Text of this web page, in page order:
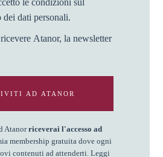
le condizioni sul
dei dati personali.
Atanor, la newsletter
AD ATANOR
Atanorriceverai l'accesso ad
membership gratuita dove ogni
contenuti ad attenderti. Leggi